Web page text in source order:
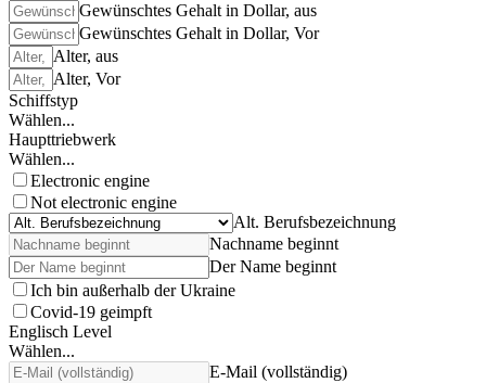
Gewünschtes Gehalt in Dollar, aus
Gewünschtes Gehalt in Dollar, Vor
Alter, aus
Alter, Vor
Schiffstyp
Wählen...
Haupttriebwerk
Wählen...
Electronic engine
Not electronic engine
Alt. Berufsbezeichnung
Nachname beginnt
Der Name beginnt
Ich bin außerhalb der Ukraine
Covid-19 geimpft
Englisch Level
Wählen...
E-Mail (vollständig)